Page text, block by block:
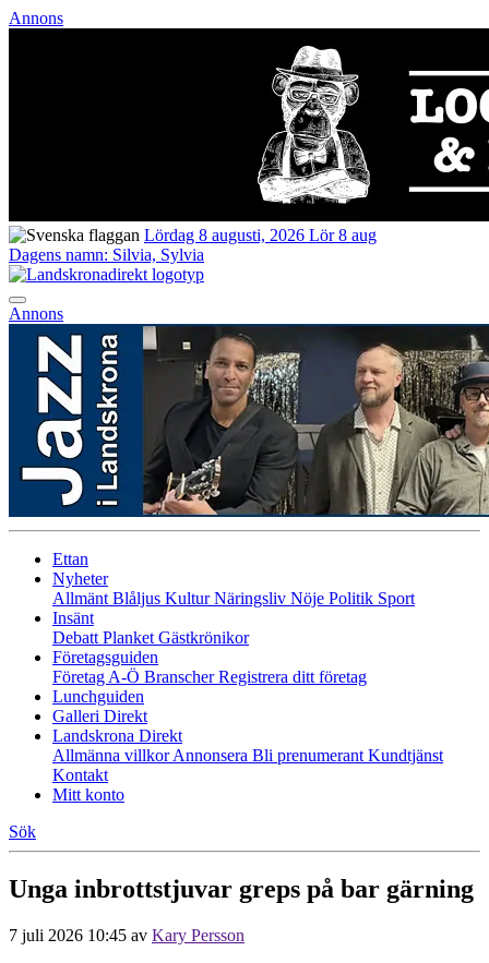
Annons
Lördag 8 augusti, 2026 Lör 8 aug
Dagens namn: Silvia, Sylvia
Annons
Ettan
Nyheter
Allmänt Blåljus KulturNäringsliv Nöje Politik Sport
Insänt
Debatt Planket Gästkrönikor
Företagsguiden
Företag A-Ö BranscherRegistrera ditt företag
Lunchguiden
Galleri Direkt
Landskrona Direkt
Allmänna villkorAnnonsera Bli prenumerant Kundtjänst
Kontakt
Mitt konto
Sök
Unga inbrottstjuvar greps på bar gärning
7 juli 2026 10:45 av Kary Persson